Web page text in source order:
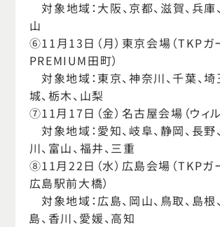
対象地域：大阪、京都、滋賀、兵庫
山
⑥11月13日（月）東京会場（TKPガ
PREMIUM田町）
対象地域：東京、神奈川、千葉、埼
城、栃木、山梨
⑦11月17日（金）名古屋会場（ウィル
対象地域：愛知、岐阜、静岡、長野
川、富山、福井、三重
⑧11月22日（水）広島会場（TKPガ
広島駅前大橋）
対象地域：広島、岡山、鳥取、島根
島、香川、愛媛、高知